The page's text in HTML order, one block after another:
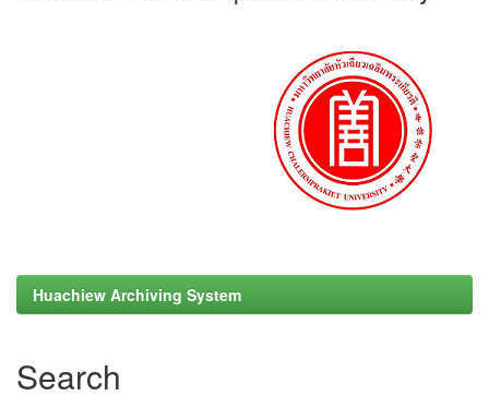
Huachiew Archiving System
Search